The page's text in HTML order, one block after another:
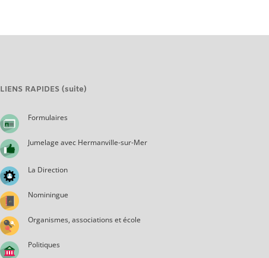
LIENS RAPIDES (suite)
Formulaires
Jumelage avec Hermanville-sur-Mer
La Direction
Nominingue
Organismes, associations et école
Politiques